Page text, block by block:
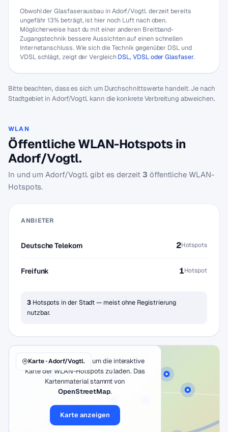
Obwohl der Glasfaserausbau in Adorf/Vogtl. derzeit bereits
ungefähr 13% beträgt, ist hier noch Luft nach oben.
Möglicherweise hast du mit einer anderen Breitband-
Zugangstechnik bessere Aussichten auf einen schnellen
Internetanschluss. Wie sich die Technik gegenüber DSL und
VDSL schlägt, zeigt der VergleichDSL, VDSL oder Glasfaser.
Bitte beachten, dass es sich um Durchschnittswerte handelt. Je nach
Stadtgebiet in Adorf/Vogtl. kann die konkrete Verbreitung abweichen.
WLAN
Öffentliche WLAN-Hotspots in
Adorf/Vogtl.
In und um Adorf/Vogtl. gibt es derzeit3 öffentliche WLAN-
Hotspots.
ANBIETER
Deutsche Telekom 2Hotspots
Freifunk 1Hotspot
3Hotspots in der Stadt — meist ohne Registrierung
nutzbar.
Klicke auf den Button, um die interaktive
Karte der WLAN-Hotspots zu laden. Das
Kartenmaterial stammt von
OpenStreetMap.
Karte anzeigen
Karte · Adorf/Vogtl.